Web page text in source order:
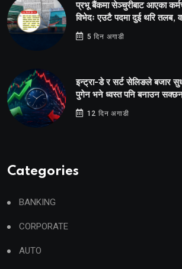
प्रभू बैंकमा सेञ्चुरीबाट आएका
विभेदः एउटै पदमा दुई थरि तलब,
5 दिन अगाडी
इन्ट्रा-डे र सर्ट सेलिङले बजार
पुगेन भने ध्वस्त पनि बनाउन
12 दिन अगाडी
Categories
BANKING
CORPORATE
AUTO